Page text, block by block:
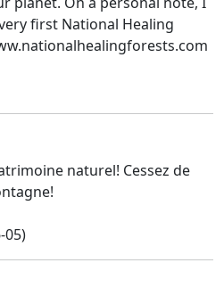
first National Healing
naturel! Cessez de
05)